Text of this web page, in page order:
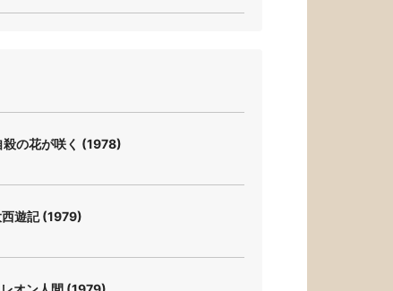
の花が咲く (1978)
遊記 (1979)